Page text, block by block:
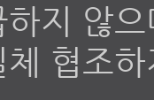
지 않
협조